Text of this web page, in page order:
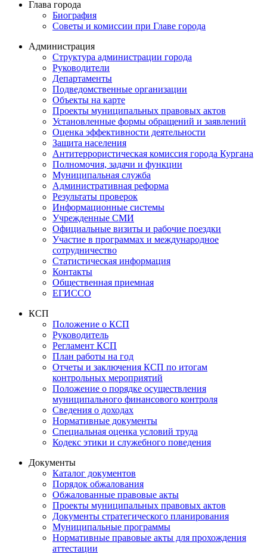
Глава города
Биография
Советы и комиссии при Главе города
Администрация
Структура администрации города
Руководители
Департаменты
Подведомственные организации
Объекты на карте
Проекты муниципальных правовых актов
Установленные формы обращений и заявлений
Оценка эффективности деятельности
Защита населения
Антитеррористическая комиссия города Кургана
Полномочия, задачи и функции
Муниципальная служба
Административная реформа
Результаты проверок
Информационные системы
Учрежденные СМИ
Официальные визиты и рабочие поездки
Участие в программах и международное
сотрудничество
Статистическая информация
Контакты
Общественная приемная
ЕГИССО
КСП
Положение о КСП
Руководитель
Регламент КСП
План работы на год
Отчеты и заключения КСП по итогам
контрольных мероприятий
Положение о порядке осуществления
муниципального финансового контроля
Сведения о доходах
Нормативные документы
Специальная оценка условий труда
Кодекс этики и служебного поведения
Документы
Каталог документов
Порядок обжалования
Обжалованные правовые акты
Проекты муниципальных правовых актов
Документы стратегического планирования
Муниципальные программы
Нормативные правовые акты для прохождения
аттестации